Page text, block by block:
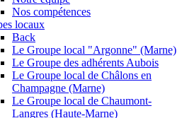
Nos compétences
locaux
Back
Le Groupe local "Argonne" (Marne)
Le Groupe des adhérents Aubois
Le Groupe local de Châlons en
Champagne (Marne)
Le Groupe local de Chaumont-
Langres (Haute-Marne)